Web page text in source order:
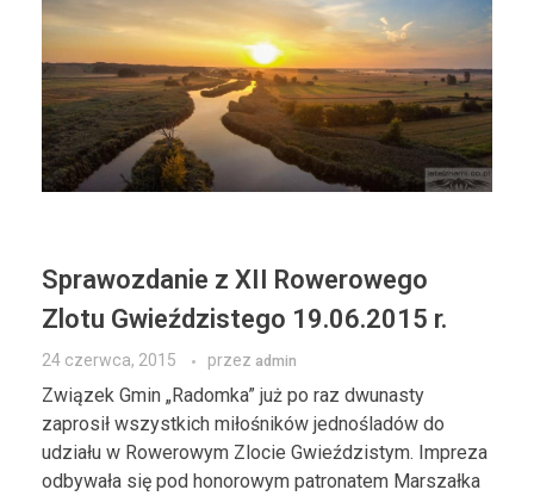
Sprawozdanie z XII Rowerowego
Zlotu Gwieździstego 19.06.2015 r.
24 czerwca, 2015 przez admin
Związek Gmin „Radomka” już po raz dwunasty
zaprosił wszystkich miłośników jednośladów do
udziału w Rowerowym Zlocie Gwieździstym. Impreza
odbywała się pod honorowym patronatem Marszałka